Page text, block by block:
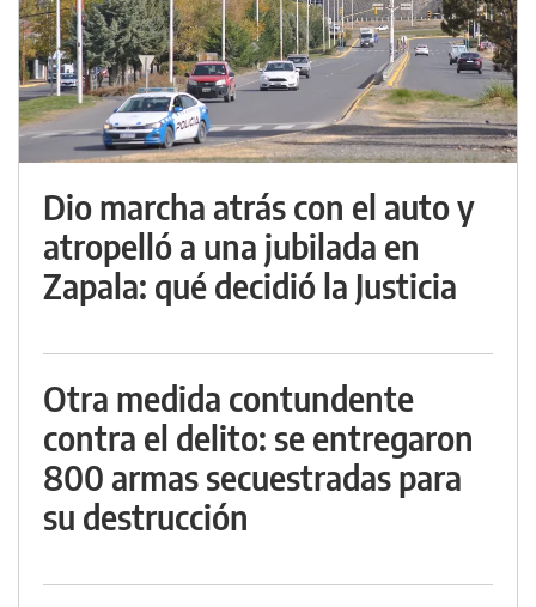
Dio marcha atrás con el auto y
atropelló a una jubilada en
Zapala: qué decidió la Justicia
Otra medida contundente
contra el delito: se entregaron
800 armas secuestradas para
su destrucción